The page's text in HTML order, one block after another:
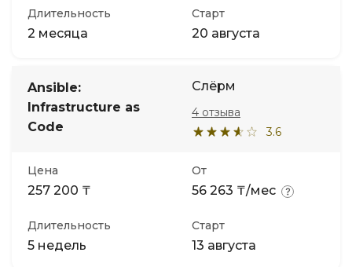
Длительность
2 месяца
Старт
20 августа
Ansible:
Infrastructure as
Code
Слёрм
3.6
4 отзыва
Цена
257 200 ₸
От
56 263 ₸/мес
Длительность
5 недель
Старт
13 августа